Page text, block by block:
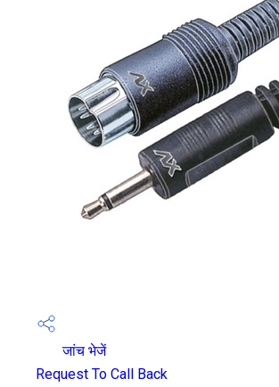
जांच भेजें
Request To Call Back